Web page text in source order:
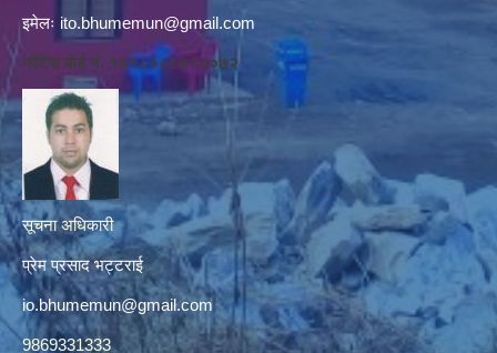
इमेलः ito.bhumemun@gmail.com
नोटिस बोर्ड नं. १६१८०८८४१३०७२
सूचना अधिकारी
प्रेम प्रसाद भट्टराई
io.bhumemun@gmail.com
9869331333